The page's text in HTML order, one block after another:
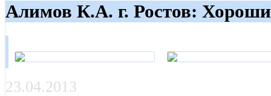
Алимов К.А. г. Ростов:
23.04.2013